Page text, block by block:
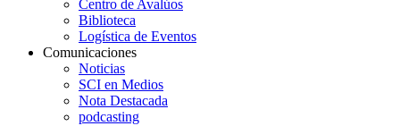
Centro de Avalúos
Biblioteca
Logística de Eventos
Comunicaciones
Noticias
SCI en Medios
Nota Destacada
podcasting